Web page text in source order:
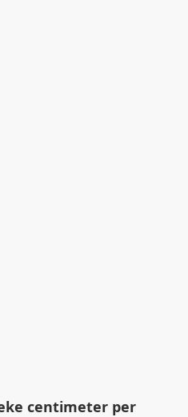
centimeter per